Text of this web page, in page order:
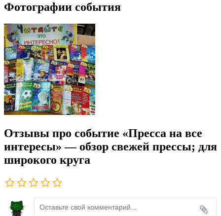
Фотографии события
Отзывы про событие «Пресса на все
интересы» — обзор свежей прессы; для
широкого круга